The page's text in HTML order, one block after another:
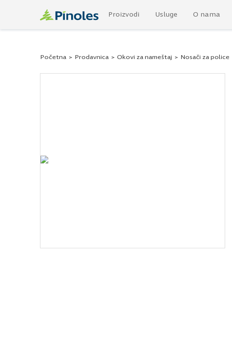
Proizvodi Usluge O nama
Početna > Prodavnica > Okovi za nameštaj > Nosači za police